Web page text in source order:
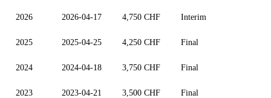
2026 2026-04-17 4,750 CHF Interim
2025 2025-04-25 4,250 CHF Final
2024 2024-04-18 3,750 CHF Final
2023 2023-04-21 3,500 CHF Final